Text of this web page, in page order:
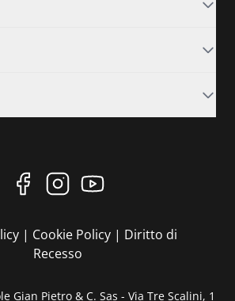
| Cookie Policy | Diritto di
Recesso
Gian Pietro & C. Sas - Via Tre Scalini, 1